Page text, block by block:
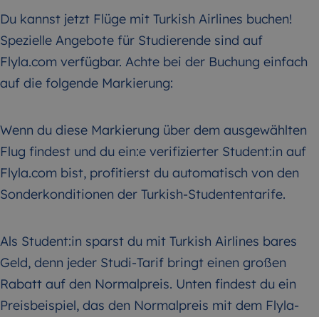
Du kannst jetzt Flüge mit Turkish Airlines buchen!
Spezielle Angebote für Studierende sind auf
Flyla.com verfügbar. Achte bei der Buchung einfach
auf die folgende Markierung:
Wenn du diese Markierung über dem ausgewählten
Flug findest und du ein:e verifizierter Student:in auf
Flyla.com bist, profitierst du automatisch von den
Sonderkonditionen der Turkish-Studententarife.
Als Student:in sparst du mit Turkish Airlines bares
Geld, denn jeder Studi-Tarif bringt einen großen
Rabatt auf den Normalpreis. Unten findest du ein
Preisbeispiel, das den Normalpreis mit dem Flyla-